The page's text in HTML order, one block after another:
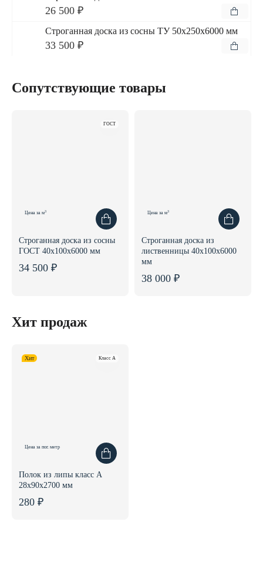
26 500 ₽
Строганная доска из сосны ТУ 50x250x6000 мм
33 500 ₽
Сопутствующие товары
ГОСТ
Цена за м3
Строганная доска из сосны
ГОСТ 40x100x6000 мм
34 500 ₽
Цена за м3
Строганная доска из
лиственницы 40x100x6000
мм
38 000 ₽
Хит продаж
Класс A
Хит
Цена за пог. метр
Полок из липы класс А
28x90x2700 мм
280 ₽